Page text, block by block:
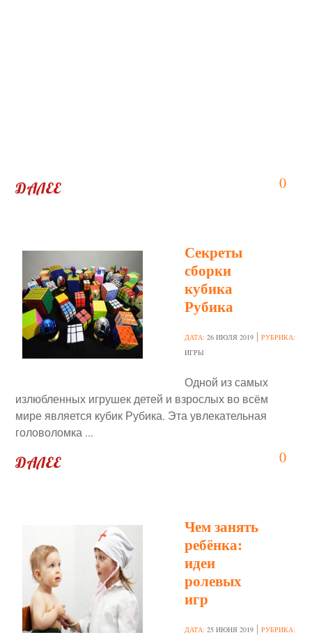
0
ДАЛЕЕ
Секреты
сборки
кубика
Рубика
ДАТА:26 ИЮЛЯ 2019
РУБРИКА:
ИГРЫ
0
Одной из самых
излюбленных игрушек детей и взрослых во всём
мире является кубик Рубика. Эта увлекательная
головоломка ...
ДАЛЕЕ
Чем занять
ребёнка:
идеи
ролевых
игр
ДАТА:25 ИЮНЯ 2019
РУБРИКА: